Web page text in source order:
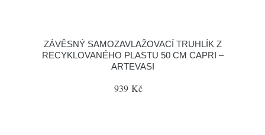
ZÁVĚSNÝ SAMOZAVLAŽOVACÍ TRUHLÍK Z
RECYKLOVANÉHO PLASTU 50 CM CAPRI –
ARTEVASI
939 Kč